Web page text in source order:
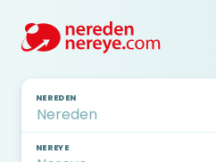
NEREDEN
NEREYE